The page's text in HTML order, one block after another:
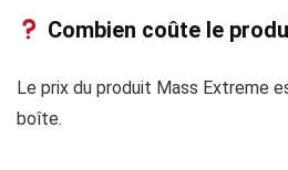
Combien coûte le
Le prix du produit Mass Extreme
boîte.